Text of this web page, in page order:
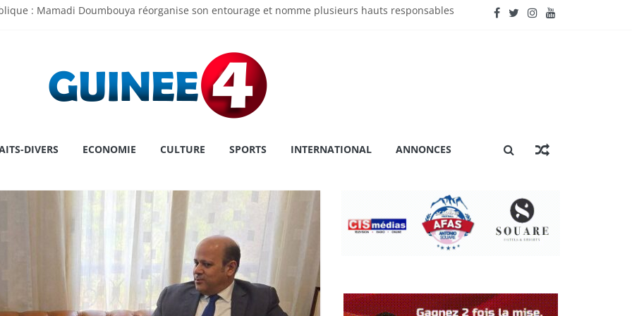
: Mamadi Doumbouya réorganise son entourage et nomme plusieurs hauts responsables
Touré au MATD : « Je viens pour écouter, travailler et servir la Nation »
DIVERS ECONOMIE CULTURE SPORTS INTERNATIONAL ANNONCES